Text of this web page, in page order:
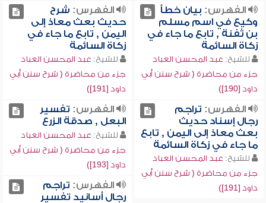
الفهرس: بيان خطأ
وكيع في اسم مسلم
بن ثفنة , تابع ما جاء في
زكاة السائمة
للشيخ: عبد المحسن العباد
جزء من محاضرة ( شرح سنن أبي
داود [190])
الفهرس: شرح
حديث بعث معاذ إلى
اليمن , تابع ما جاء في
زكاة السائمة
للشيخ: عبد المحسن العباد
جزء من محاضرة ( شرح سنن أبي
داود [191])
الفهرس: تراجم
رجال إسناد حديث
بعث معاذ إلى اليمن , تابع
ما جاء في زكاة السائمة
للشيخ: عبد المحسن العباد
جزء من محاضرة ( شرح سنن أبي
داود [191])
الفهرس: تفسير
البعل , صدقة الزرع
للشيخ: عبد المحسن العباد
جزء من محاضرة ( شرح سنن أبي
داود [193])
الفهرس: تراجم
رجال أسانيد تفسير